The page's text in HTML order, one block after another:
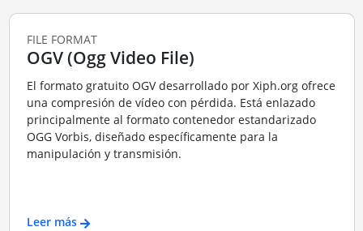
FILE FORMAT
OGV (Ogg Video File)
El formato gratuito OGV desarrollado por Xiph.org ofrece
una compresión de vídeo con pérdida. Está enlazado
principalmente al formato contenedor estandarizado
OGG Vorbis, diseñado específicamente para la
manipulación y transmisión.
Leer más